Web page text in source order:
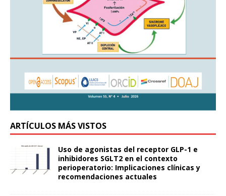
ARTÍCULOS MÁS VISTOS
Uso de agonistas del receptor GLP-1 e
inhibidores SGLT2 en el contexto
perioperatorio: Implicaciones clínicas y
recomendaciones actuales